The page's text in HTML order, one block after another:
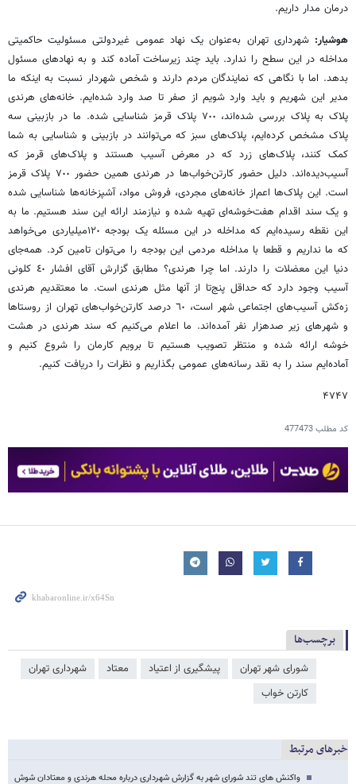
درمان مدار داریم.
هوشیار: ‌شهرداری تهران به‌عنوان یک نهاد عمومی غیردولتی مسئولیت حاکمیتی
مداخله در این سطح را ندارد. باید چند زیرساخت آماده کند و به نهادهای مسئول
بدهد. اما با نگاهی که نمایندگان مردم دارند و شخص شهردار نسبت به اینکه ما
مدیر این شهریم و باید وارد شویم از صفر تا صد وارد شده‌ایم. خانه‌های هرندی
پلاک به پلاک بررسی شده‌اند، ٧٠٠ پلاک قرمز شناسایی شده. ما در بازبینی سه
پلاک مشخص کرده‌ایم، پلاک‌های سبز که می‌توانند در بازبینی و شناسایی به شما
کمک کنند، پلاک‌های زرد که در معرض آسیب هستند و پلاک‌های قرمز که
آسیب‌دیده‌اند. دلیل حضور کارتن‌خواب‌ها در هرندی همین حضور ٧٠٠ پلاک قرمز
است. این پلاک‌ها اعم‌از خانه‌های مجردی، فروش مواد، ‌آشپزخانه‌ها شناسایی شده
و یک سند اقدام هفت‌خوشه‌ای تهیه شده و نیازمند ارائه این سند هستیم. ما به
این نقطه رسیده‌ایم که مداخله در این مسئله یک بودجه ١٢٠‌میلیاردی می‌خواهد
که ما نداریم و قطعا با مداخله مردمی این بودجه را می‌توان تامین کرد. همه‌جای
دنیا این معضلات را دارند. اما چرا هرندی؟ مطابق گزارش آقای افشار ٤٠ کلونی
آسیب وجود دارد که حداقل پنج‌تا از آنها مثل هرندی است. ما معتقدیم هرندی
زه‌کش آسیب‌های اجتماعی شهر است، ٦٠ درصد کارتن‌خواب‌های تهران از روستاها
و شهرهای زیر صد‌هزار نفر آمده‌اند. ما اعلام می‌کنیم که سند هرندی در هشت
خوشه ارائه شده و منتظر تصویب هستیم تا برویم کارمان را شروع کنیم و
آماده‌ایم سند را به نقد رسانه‌های عمومی بگذاریم و نظرات را دریافت کنیم.
۴۷۴۷
کد مطلب477473
برچسب‌ها
شورای شهر تهران پیشگیری از اعتیاد معتاد
شهرداری تهران
کارتن خواب
خبرهای مرتبط
واکنش های تند شورای شهر به گزارش شهرداری درباره محله هرندی و معتادان شوش